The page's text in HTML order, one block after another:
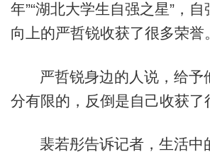
年”“湖北大学生自强之星”，
向上的严哲锐收获了很多荣誉
严哲锐身边的人说，给予
分有限的，反倒是自己收获了
裴若彤告诉记者，生活中